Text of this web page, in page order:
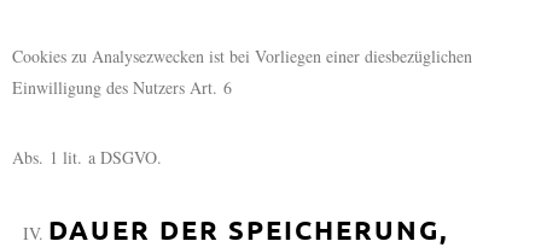
Cookies zu Analysezwecken ist bei Vorliegen einer diesbezüglichen
Einwilligung des Nutzers Art. 6
Abs. 1 lit. a DSGVO.
DAUER DER SPEICHERUNG,